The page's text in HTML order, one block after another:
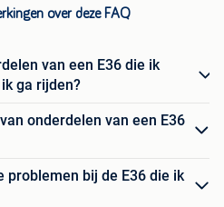
over deze FAQ
van een E36 die ik
ga rijden?
onderdelen van een E36
problemen bij de E36 die ik